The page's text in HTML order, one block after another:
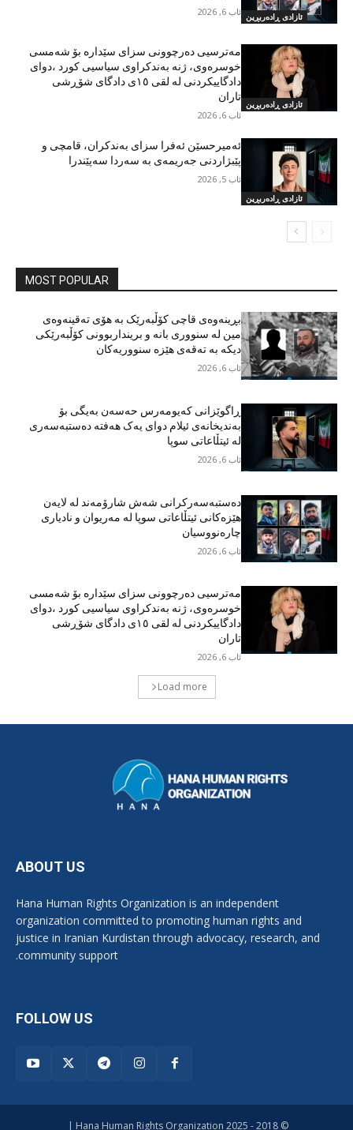
ئازادی ڕادەربڕین ئاب 6, 2026
ئازادی ڕادەربڕین
مەترسیی دەرچوونی سزای سێدارە بۆ شەمسی
خوسرەوی، ژنە بەندکراوی سیاسیی کورد ،دوای
دادگاییکردنی لە لقی ١٥ی دادگای شۆڕشی
تاران
ئاب 6, 2026
ئازادی ڕادەربڕین
ئەمیرحسێن ئەفرا سزای بەندکران، قامچی و
پێبژاردنی جەریمەی بە سەردا سەپێندرا
ئاب 5, 2026
MOST POPULAR
بڕینەوەی قاچی کۆڵبەرێک بە هۆی تەقینەوەی
مین لە سنووری بانە و برینداربوونی کۆڵبەرێکی
دیکە بە تەقەی هێزە سنووریەکان
ئاب 6, 2026
ڕاگوێزانی کەیومەرس حەسەن بەیگی بۆ
بەندیخانەی ئیلام دوای یەک هەفتە دەستبەسەری
لە ئیتڵاعاتی سوپا
ئاب 6, 2026
دەستبەسەرکرانی شەش شارۆمەند لە لایەن
هێزەکانی ئیتڵاعاتی سوپا لە مەریوان و نادیاری
چارەنووسیان
ئاب 6, 2026
مەترسیی دەرچوونی سزای سێدارە بۆ شەمسی
خوسرەوی، ژنە بەندکراوی سیاسیی کورد ،دوای
دادگاییکردنی لە لقی ١٥ی دادگای شۆڕشی
تاران
ئاب 6, 2026
Load more
ABOUT US
Hana Human Rights Organization is an independent
organization committed to promoting human rights and
justice in Iranian Kurdistan through advocacy, research, and
community support.
FOLLOW US
© 2018 - 2025 Hana Human Rights Organization |